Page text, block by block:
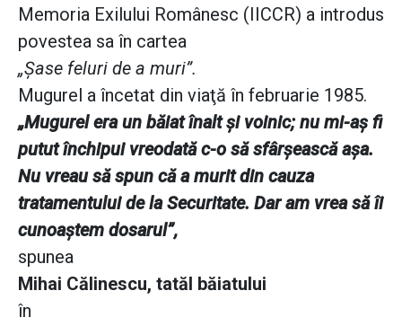
Memoria Exilului Românesc (IICCR) a introdus
povestea sa în cartea
„Şase feluri de a muri”.
Mugurel a încetat din viaţă în februarie 1985.
„Mugurel era un băiat înalt şi voinic; nu mi-aş fi
putut închipui vreodată c-o să sfârşească aşa.
Nu vreau să spun că a murit din cauza
tratamentului de la Securitate. Dar am vrea să îi
cunoaştem dosarul”,
spunea
Mihai Călinescu, tatăl băiatului
în